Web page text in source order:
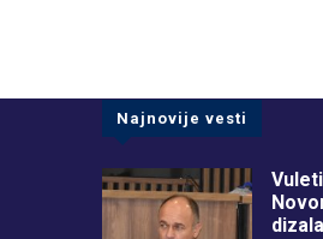
Najnovije vesti